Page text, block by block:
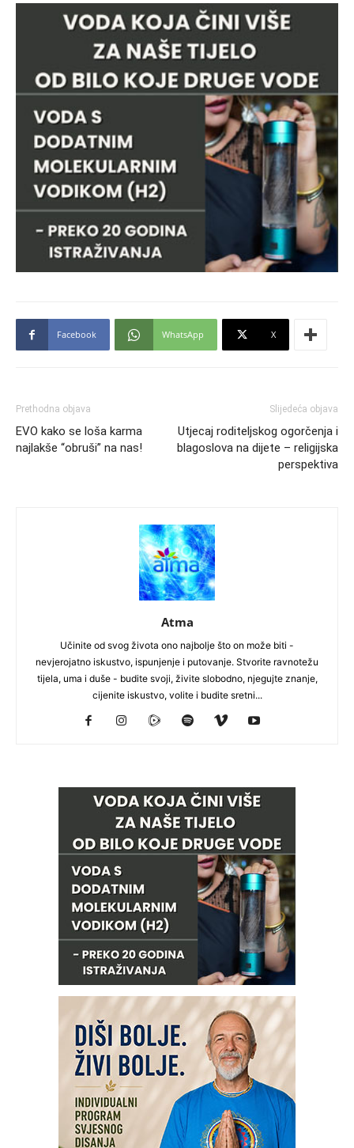
Facebook WhatsApp X
Prethodna objava
EVO kako se loša karma
najlakše “obruši” na nas!
Slijedeća objava
Utjecaj roditeljskog ogorčenja i
blagoslova na dijete – religijska
perspektiva
Atma
Učinite od svog života ono najbolje što on može biti -
nevjerojatno iskustvo, ispunjenje i putovanje. Stvorite ravnotežu
tijela, uma i duše - budite svoji, živite slobodno, njegujte znanje,
cijenite iskustvo, volite i budite sretni...